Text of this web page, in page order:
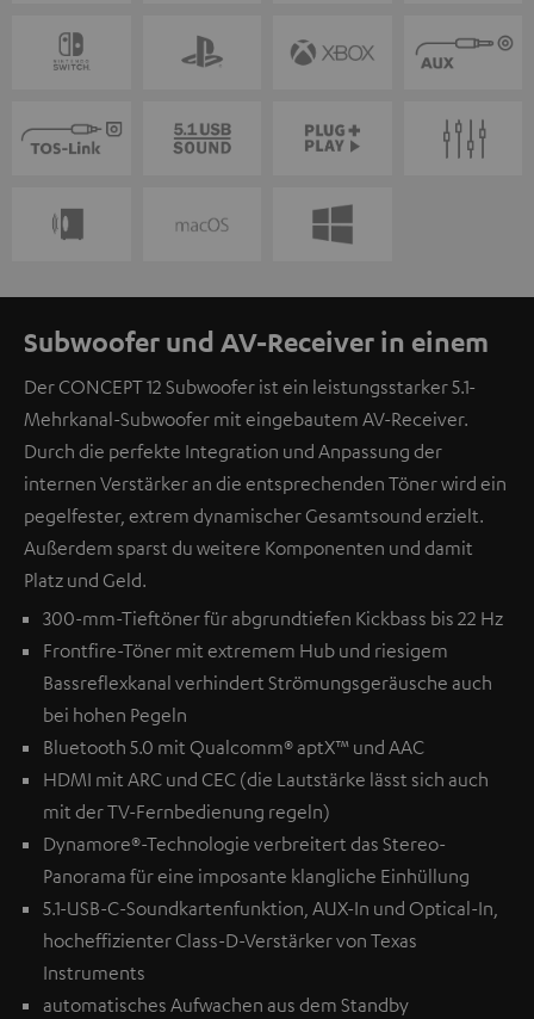
Subwoofer und AV-Receiver in einem
Der CONCEPT 12 Subwoofer ist ein leistungsstarker 5.1-
Mehrkanal-Subwoofer mit eingebautem AV-Receiver.
Durch die perfekte Integration und Anpassung der
internen Verstärker an die entsprechenden Töner wird ein
pegelfester, extrem dynamischer Gesamtsound erzielt.
Außerdem sparst du weitere Komponenten und damit
Platz und Geld.
300-mm-Tieftöner für abgrundtiefen Kickbass bis 22 Hz
Frontfire-Töner mit extremem Hub und riesigem
Bassreflexkanal verhindert Strömungsgeräusche auch
bei hohen Pegeln
Bluetooth 5.0 mit Qualcomm® aptX™ und AAC
HDMI mit ARC und CEC (die Lautstärke lässt sich auch
mit der TV-Fernbedienung regeln)
Dynamore®-Technologie verbreitert das Stereo-
Panorama für eine imposante klangliche Einhüllung
5.1-USB-C-Soundkartenfunktion, AUX-In und Optical-In,
hocheffizienter Class-D-Verstärker von Texas
Instruments
automatisches Aufwachen aus dem Standby